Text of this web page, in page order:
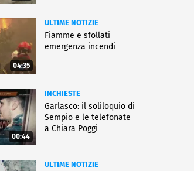
04:35
ULTIME NOTIZIE
Fiamme e sfollati
emergenza incendi
00:44
INCHIESTE
Garlasco: il soliloquio di
Sempio e le telefonate
a Chiara Poggi
ULTIME NOTIZIE